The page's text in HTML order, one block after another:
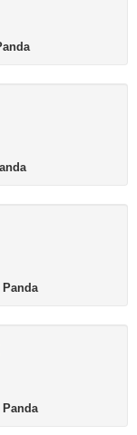
Panda
Panda